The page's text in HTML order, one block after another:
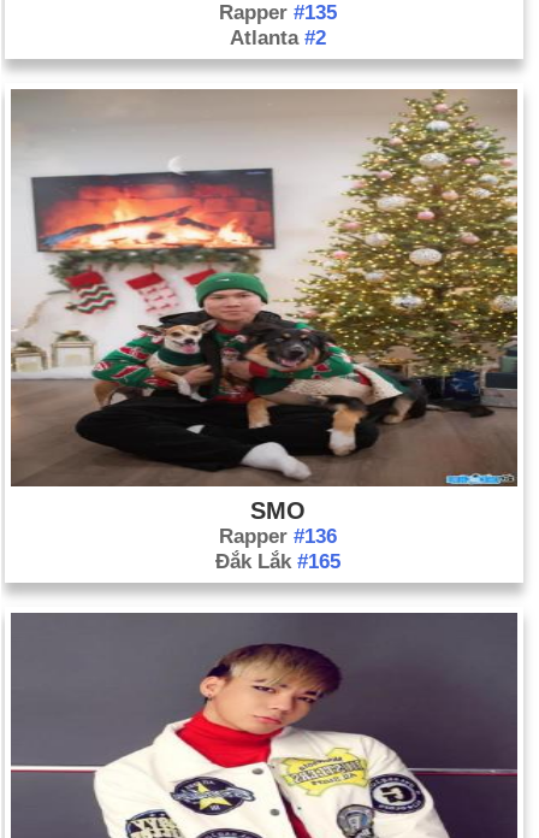
Rapper #135
Atlanta #2
SMO
Rapper #136
Đắk Lắk #165